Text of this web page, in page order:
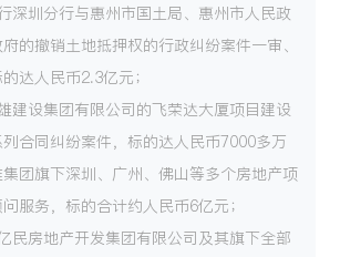
深圳分行与惠州市国土局、惠州市人民政
的撤销土地抵押权的行政纠纷案件一审、
达人民币2.3亿元；
建设集团有限公司的飞荣达大厦项目建设
合同纠纷案件，标的达人民币7000多万
团旗下深圳、广州、佛山等多个房地产项
服务，标的合计约人民币6亿元；
民房地产开发集团有限公司及其旗下全部